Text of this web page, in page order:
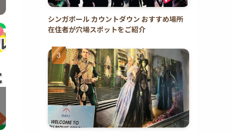
シンガポール カウントダウン おすすめ場所
在住者が穴場スポットをご紹介